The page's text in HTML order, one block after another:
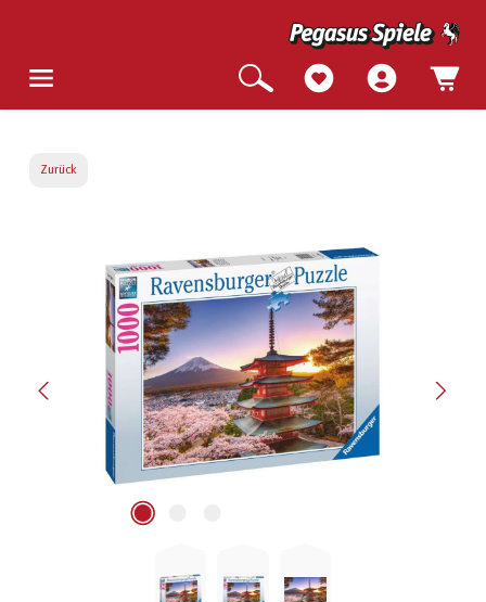
Zurück